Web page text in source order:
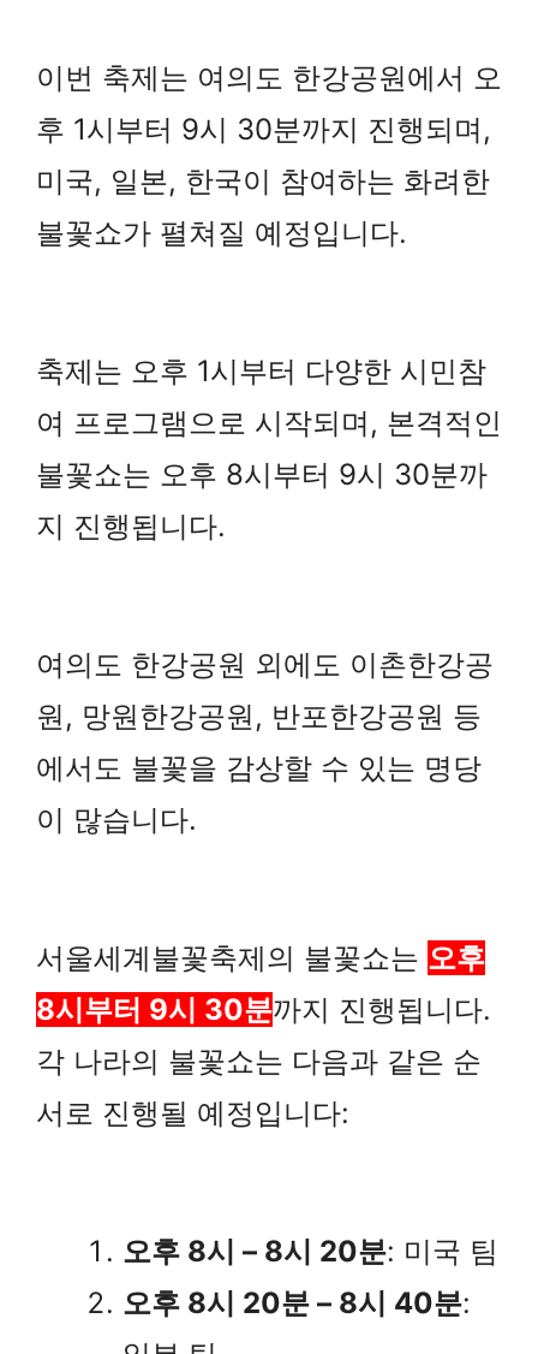
이번 축제는 여의도 한강공원에서 오
후 1시부터 9시 30분까지 진행되며,
미국, 일본, 한국이 참여하는 화려한
불꽃쇼가 펼쳐질 예정입니다.
축제는 오후 1시부터 다양한 시민참
여 프로그램으로 시작되며, 본격적인
불꽃쇼는 오후 8시부터 9시 30분까
지 진행됩니다.
여의도 한강공원 외에도 이촌한강공
원, 망원한강공원, 반포한강공원 등
에서도 불꽃을 감상할 수 있는 명당
이 많습니다.
서울세계불꽃축제의 불꽃쇼는 오후
8시부터 9시 30분까지 진행됩니다.
각 나라의 불꽃쇼는 다음과 같은 순
서로 진행될 예정입니다:
오후 8시 – 8시 20분: 미국 팀
오후 8시 20분 – 8시 40분: